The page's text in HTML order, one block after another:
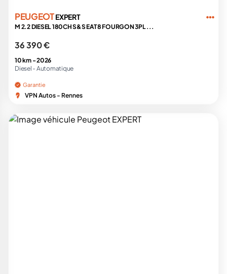
PEUGEOTEXPERT
M 2.2 DIESEL 180CH S&S EAT8 FOURGON 3PL ...
36 390 €
10 km -2026
Diesel - Automatique
Garantie
VPN Autos - Rennes